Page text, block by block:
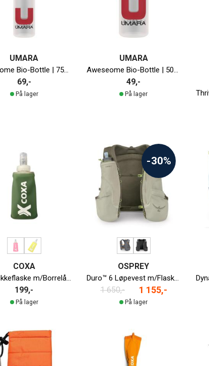
UMARA
Aweseome Bio-Bottle | 750ml
69,-
På lager
UMARA
Aweseome Bio-Bottle | 500ml
49,-
På lager
COXA
Myk Drikkeflaske m/Borrelås | 150ml
199,-
På lager
-30%
OSPREY
Duro™ 6 Løpevest m/Flasker Herre
1 650,- 1 155,-
På lager